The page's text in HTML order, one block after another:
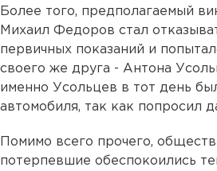
Более того, предполагаемый
Михаил Федоров стал
первичных показаний и
своего же друга - Антона
именно Усольцев в тот день
автомобиля, так как попросил
Помимо всего прочего,
потерпевшие обеспокоились